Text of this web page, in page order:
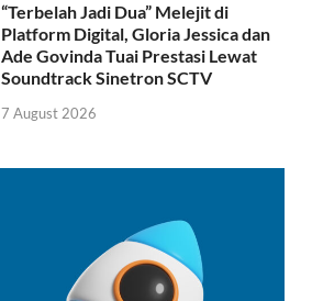
“Terbelah Jadi Dua” Melejit di
Platform Digital, Gloria Jessica dan
Ade Govinda Tuai Prestasi Lewat
Soundtrack Sinetron SCTV
7 August 2026